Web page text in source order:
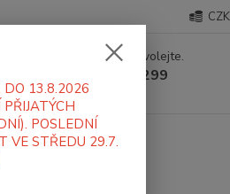
Nevíte si rady? Zavolejte.
+420 519 411 299
Po-Pá 7-16 hod
DO 13.8.2026
POSLEDNÍ
VE STŘEDU 29.7.